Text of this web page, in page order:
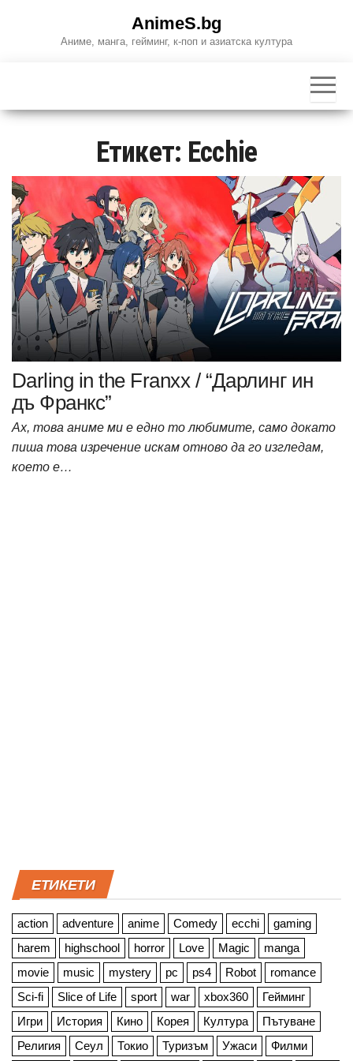
AnimeS.bg
Аниме, манга, гейминг, к-поп и азиатска култура
Етикет: Ecchie
Darling in the Franxx / “Дарлинг ин
дъ Франкс”
Ах, това аниме ми е едно то любимите, само докато
пиша това изречение искам отново да го изгледам,
което е…
ЕТИКЕТИ
action adventure anime Comedy ecchi
gaming
harem
highschool horror Love Magic
manga
movie
music mystery pc ps4 Robot
romance
Sci-fi
Slice of Life sport war xbox360
Гейминг
Игри
История Кино Корея Култура
Пътуване
Религия
Сеул Токио Туризъм Ужаси Филми